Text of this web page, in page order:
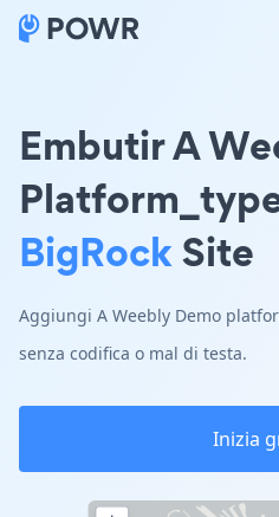
Embutir A
BigRockSite
Aggiungi A Weebly Demo
senza codifica o mal di testa.
Inizia